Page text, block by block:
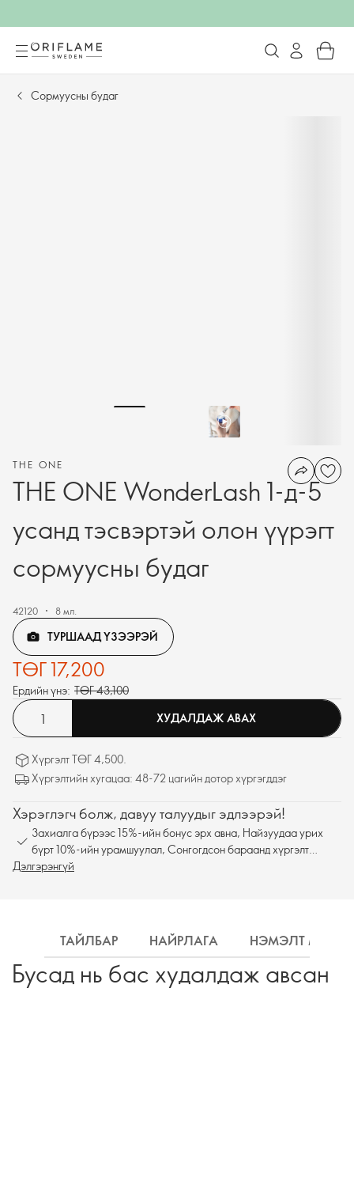
Сормуусны будаг
THE ONE
THE ONE WonderLash 1-д-5
усанд тэсвэртэй олон үүрэгт
сормуусны будаг
42120 8 мл.
ТУРШААД ҮЗЭЭРЭЙ
ТӨГ 17,200
Ердийн үнэ: ТӨГ 43,100
ХУДАЛДАЖ АВАХ
Хүргэлт ТӨГ 4,500.
Хүргэлтийн хугацаа: 48-72 цагийн дотор хүргэгддэг
Хэрэглэгч болж, давуу талуудыг эдлээрэй!
Захиалга бүрээс 15%-ийн бонус эрх авна, Найзуудаа урих
бүрт 10%-ийн урамшуулал, Сонгогдсон бараанд хүргэлт
үнэгүй
Дэлгэрэнгүй
ТАЙЛБАР НАЙРЛАГА НЭМЭЛТ
Бусад нь бас худалдаж авсан